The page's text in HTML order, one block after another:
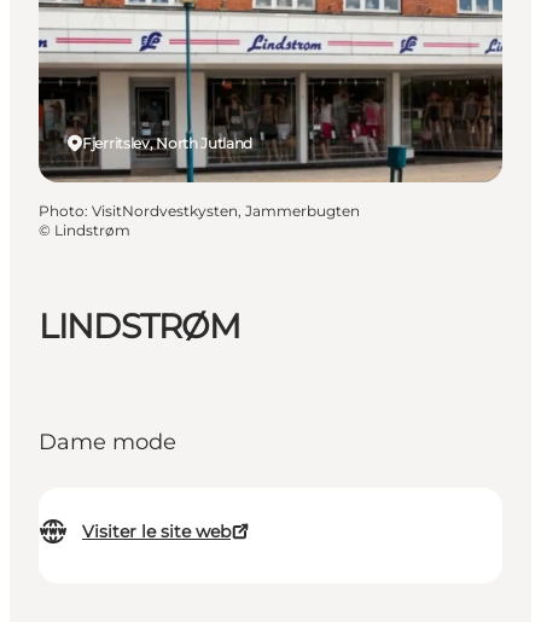
Hébergements
Planifiez votre voyage
LINDSTRØM
Dame mode
Visiter le site web
Fjerritslev, North Jutland
Photo: VisitNordvestkysten, Jammerbugten
© Lindstrøm